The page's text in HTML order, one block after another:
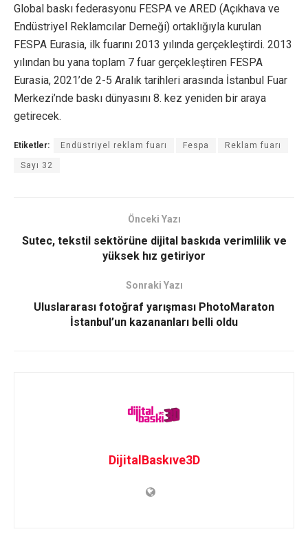
Global baskı federasyonu FESPA ve ARED (Açıkhava ve
Endüstriyel Reklamcılar Derneği) ortaklığıyla kurulan
FESPA Eurasia, ilk fuarını 2013 yılında gerçekleştirdi. 2013
yılından bu yana toplam 7 fuar gerçekleştiren FESPA
Eurasia, 2021’de 2-5 Aralık tarihleri arasında İstanbul Fuar
Merkezi’nde baskı dünyasını 8. kez yeniden bir araya
getirecek.
Etiketler: Endüstriyel reklam fuarı Fespa Reklam fuarı
Sayı 32
Önceki Yazı
Sutec, tekstil sektörüne dijital baskıda verimlilik ve
yüksek hız getiriyor
Sonraki Yazı
Uluslararası fotoğraf yarışması PhotoMaraton
İstanbul’un kazananları belli oldu
DijitalBaskıve3D